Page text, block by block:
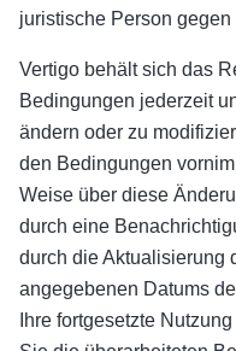
juristische Person
Vertigo behält sich das
Bedingungen jederzeit
ändern oder zu
den Bedingungen
Weise über diese
durch eine
durch die Aktualisierung
angegebenen Datums
Ihre fortgesetzte